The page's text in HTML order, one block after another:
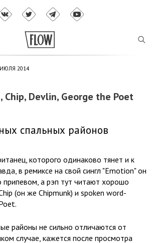
2014
Chip, Devlin, George the Poet
спальных районов
которого одинаково тянет и к
в ремиксе на свой сингл "Emotion" он
припевом, а рэп тут читают хорошо
(он же Chipmunk) и spoken word-
районы не сильно отличаются от
случае, кажется после просмотра